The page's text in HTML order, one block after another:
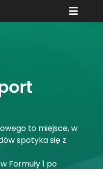
Toggle
to miejsce, w
spotyka się z
Formuły 1 po